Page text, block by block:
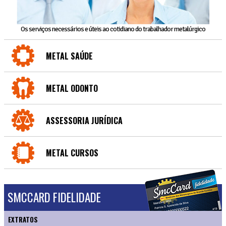
Os serviços necessários e úteis ao cotidiano do trabalhador metalúrgico
METAL SAÚDE
METAL ODONTO
ASSESSORIA JURÍDICA
METAL CURSOS
SMCCARD FIDELIDADE
EXTRATOS